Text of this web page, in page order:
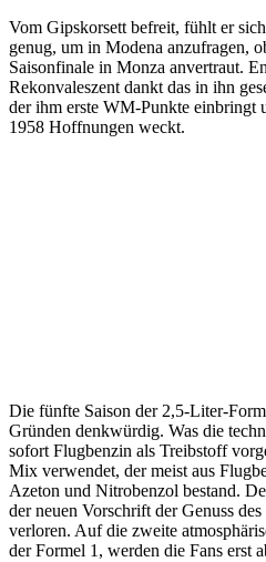
Vom Gipskorsett befreit, fühlt er
genug, um in Modena anzufragen,
Saisonfinale in Monza anvertraut.
Rekonvaleszent dankt das in ihn
der ihm erste WM-Punkte einbringt
1958 Hoffnungen weckt.
Die fünfte Saison der 2,5-Liter-
Gründen denkwürdig. Was die
sofort Flugbenzin als Treibstoff
Mix verwendet, der meist aus
Azeton und Nitrobenzol bestand.
der neuen Vorschrift der Genuss
verloren. Auf die zweite
der Formel 1, werden die Fans erst